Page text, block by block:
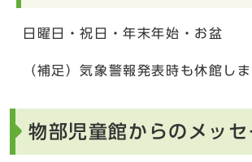
日曜日・祝日・年末年始・お盆
（補足）気象警報発表時も休館し
物部児童館からのメッセ